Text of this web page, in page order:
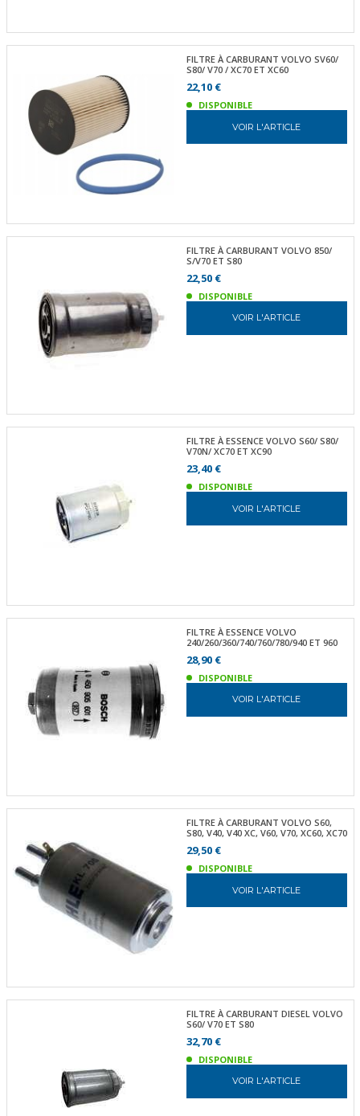
FILTRE À CARBURANT VOLVO SV60/
S80/ V70 / XC70 ET XC60
22,10 €
DISPONIBLE
VOIR L'ARTICLE
FILTRE À CARBURANT VOLVO 850/
S/V70 ET S80
22,50 €
DISPONIBLE
VOIR L'ARTICLE
FILTRE À ESSENCE VOLVO S60/ S80/
V70N/ XC70 ET XC90
23,40 €
DISPONIBLE
VOIR L'ARTICLE
FILTRE À ESSENCE VOLVO
240/260/360/740/760/780/940 ET 960
28,90 €
DISPONIBLE
VOIR L'ARTICLE
FILTRE À CARBURANT VOLVO S60,
S80, V40, V40 XC, V60, V70, XC60, XC70
29,50 €
DISPONIBLE
VOIR L'ARTICLE
FILTRE À CARBURANT DIESEL VOLVO
S60/ V70 ET S80
32,70 €
DISPONIBLE
VOIR L'ARTICLE